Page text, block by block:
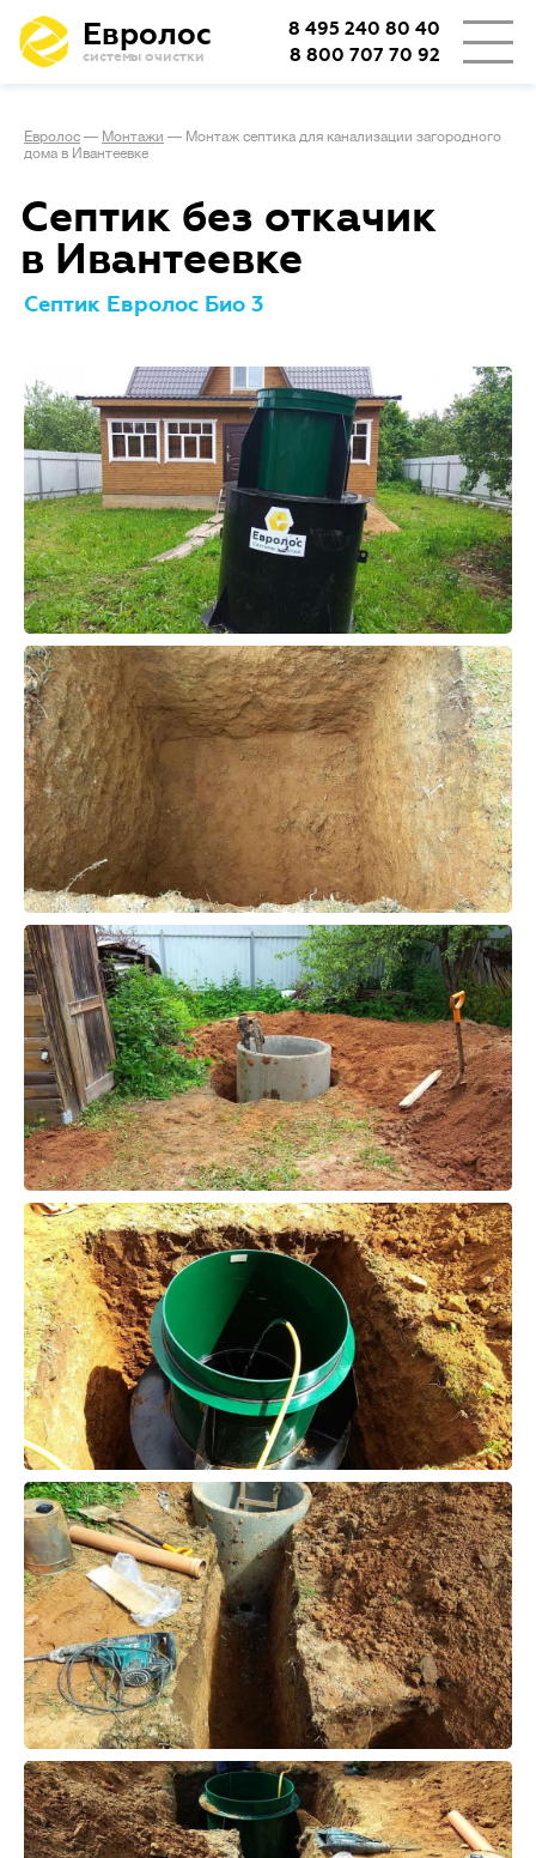
Евролос
системы очистки
8 495 240 80 40
8 800 707 70 92
Евролос — Монтажи — Монтаж септика для канализации загородного
дома в Ивантеевке
Септик без откачик
в Ивантеевке
Септик Евролос Био 3